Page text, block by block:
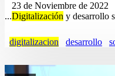
23 de Noviembre de 2022
...Digitalización y desarrollo
digitalizacion desarrollo